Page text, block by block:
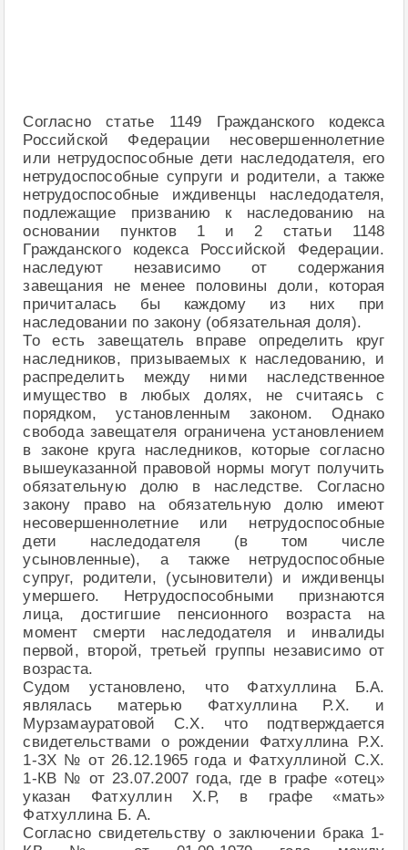
Согласно статье 1149 Гражданского кодекса
Российской Федерации несовершеннолетние
или нетрудоспособные дети наследодателя, его
нетрудоспособные супруги и родители, а также
нетрудоспособные иждивенцы наследодателя,
подлежащие призванию к наследованию на
основании пунктов 1 и 2 статьи 1148
Гражданского кодекса Российской Федерации.
наследуют независимо от содержания
завещания не менее половины доли, которая
причиталась бы каждому из них при
наследовании по закону (обязательная доля).
То есть завещатель вправе определить круг
наследников, призываемых к наследованию, и
распределить между ними наследственное
имущество в любых долях, не считаясь с
порядком, установленным законом. Однако
свобода завещателя ограничена установлением
в законе круга наследников, которые согласно
вышеуказанной правовой нормы могут получить
обязательную долю в наследстве. Согласно
закону право на обязательную долю имеют
несовершеннолетние или нетрудоспособные
дети наследодателя (в том числе
усыновленные), а также нетрудоспособные
супруг, родители, (усыновители) и иждивенцы
умершего. Нетрудоспособными признаются
лица, достигшие пенсионного возраста на
момент смерти наследодателя и инвалиды
первой, второй, третьей группы независимо от
возраста.
Судом установлено, что Фатхуллина Б.А.
являлась матерью Фатхуллина Р.Х. и
Мурзамауратовой С.Х. что подтверждается
свидетельствами о рождении Фатхуллина Р.Х.
1-ЗХ № от 26.12.1965 года и Фатхуллиной С.Х.
1-КВ № от 23.07.2007 года, где в графе «отец»
указан Фатхуллин Х.Р, в графе «мать»
Фатхуллина Б. А.
Согласно свидетельству о заключении брака 1-